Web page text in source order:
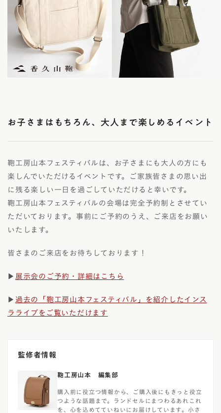
お子さまはもちろん、大人まで楽しめるイベント
鞄工房山本フェスティバルは、お子さまにも大人の方にも
楽しんでいただけるイベントです。ご家族皆さまの思い出
に残る楽しい一日を過ごしていただけると幸いです。
鞄工房山本フェスティバルの会場は完全予約制とさせてい
ただいております。事前にご予約のうえ、ご来店をお願い
いたします。
皆さまのご来店をお待ちしております！
▶ 展示会のご予約・詳細はこちら
▶ 過去の「鞄工房山本フェスティバル」を紹介したインス
ラライブをご覧いただけます
監修者情報
鞄工房山本 編集部
購入前に役立つ情報から、ご購入後にもきっと役立
つような話題まで。ランドセルにまつわるあれこれ
を、心を込めてていねいにお届けしています。小さ